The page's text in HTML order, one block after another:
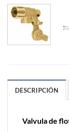
DESCRIPCIÓN
Valvula de